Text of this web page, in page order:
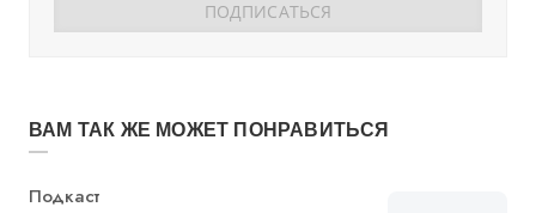
ВАМ ТАК ЖЕ МОЖЕТ ПОНРАВИТЬСЯ
Категория
Подкаст